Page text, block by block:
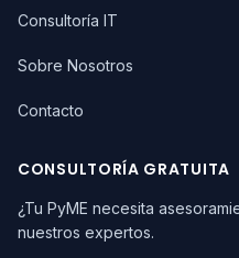
Consultoría IT
Sobre Nosotros
Contacto
CONSULTORÍA GRATUITA
¿Tu PyME necesita
nuestros expertos.